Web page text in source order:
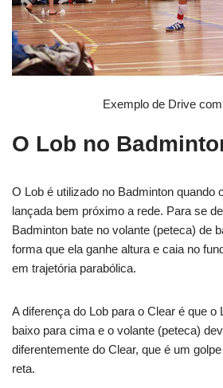
Exemplo de Drive
O Lob no
O Lob é utilizado no Badminton quando
lançada bem próximo a rede. Para se
Badminton bate no volante (peteca) de
forma que ela ganhe altura e caia no
em trajetória parabólica.
A diferença do Lob para o Clear é que o
baixo para cima e o volante (peteca)
diferentemente do Clear, que é um
reta.